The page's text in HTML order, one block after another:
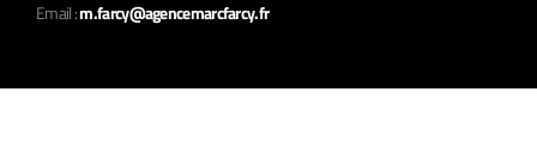
Email :m.farcy@agencemarcfarcy.fr